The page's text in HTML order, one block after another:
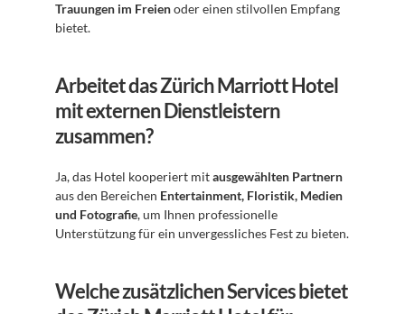
Trauungen im Freien oder einen stilvollen Empfang
bietet.
Arbeitet das Zürich Marriott Hotel
mit externen Dienstleistern
zusammen?
Ja, das Hotel kooperiert mit ausgewählten Partnern
aus den Bereichen Entertainment, Floristik, Medien
und Fotografie, um Ihnen professionelle
Unterstützung für ein unvergessliches Fest zu bieten.
Welche zusätzlichen Services bietet